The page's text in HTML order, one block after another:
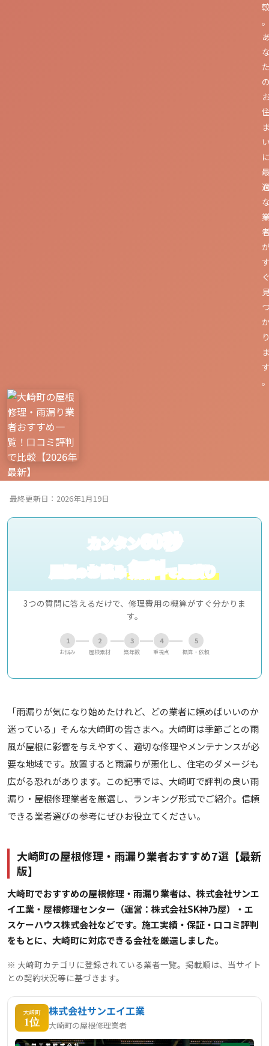
最終更新日：2026年1月19日
カンタン60秒
屋根のお悩み無料で見積り
3つの質問に答えるだけで、修理費用の概算がすぐ分かりま
す。
1
お悩み
2
屋根素材
3
築年数
4
重視点
5
概算・依頼
「雨漏りが気になり始めたけれど、どの業者に頼めばいいのか
迷っている」そんな大崎町の皆さまへ。大崎町は季節ごとの雨
風が屋根に影響を与えやすく、適切な修理やメンテナンスが必
要な地域です。放置すると雨漏りが悪化し、住宅のダメージも
広がる恐れがあります。この記事では、大崎町で評判の良い雨
漏り・屋根修理業者を厳選し、ランキング形式でご紹介。信頼
できる業者選びの参考にぜひお役立てください。
大崎町の屋根修理・雨漏り業者おすすめ7選【最新
版】
大崎町でおすすめの屋根修理・雨漏り業者は、株式会社サンエ
イ工業・屋根修理センター（運営：株式会社SK神乃屋）・エ
スケーハウス株式会社などです。施工実績・保証・口コミ評判
をもとに、大崎町に対応できる会社を厳選しました。
※ 大崎町カテゴリに登録されている業者一覧。掲載順は、当サイト
との契約状況等に基づきます。
大崎町
1位
株式会社サンエイ工業
大崎町の屋根修理業者